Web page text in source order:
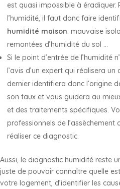
est quasi impossible à éradiquer.
l’humidité, il faut donc faire
humidité maison: mauvaise
remontées d’humidité du sol …
Si le point d’entrée de l’humidité
l’avis d’un expert qui réalisera
dernier identifiera donc l’origine
son taux et vous guidera au
et des traitements spécifiques.
professionnels de
réaliser ce diagnostic.
Aussi, le diagnostic humidité reste
juste de pouvoir connaître quelle
votre logement, d’identifier les